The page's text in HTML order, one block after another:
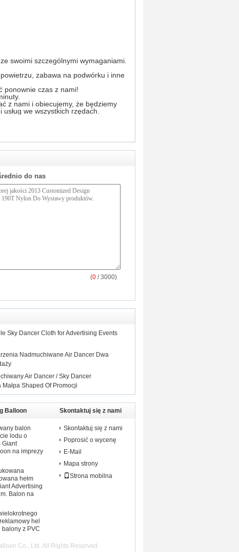
swoimi szczególnymi wymaganiami.
zabawa na podwórku i inne
ponownie czas z nami!
z nami i obiecujemy, że będziemy
we wszystkich rzędach.
do nas
(0 / 3000)
Sky Dancer Cloth for Advertising Events
Nadmuchiwane Air Dancer Dwa
Air Dancer / Sky Dancer
Shaped Of Promocji
Balloon
balon
lodu o
Giant
na imprezy
hełm
Advertising
Balon na
hel
z PVC
Skontaktuj się z nami
Skontaktuj się z nami
Poprosić o wycenę
E-Mail
Mapa strony
Strona mobilna
Co., Ltd. All Rights Reserved.